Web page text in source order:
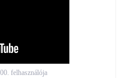
felhasználója